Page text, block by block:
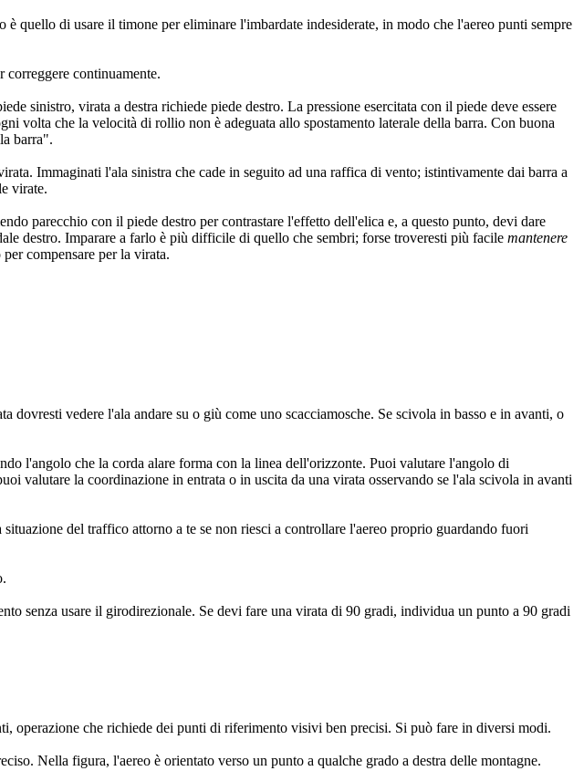
quello di usare il timone per eliminare l'imbardate indesiderate, in modo che l'aereo punti sempre
continuamente.
sinistro, virata a destra richiede piede destro. La pressione esercitata con il piede deve essere
volta che la velocità di rollio non è adeguata allo spostamento laterale della barra. Con buona
barra".
Immaginati l'ala sinistra che cade in seguito ad una raffica di vento; istintivamente dai barra a
virate.
parecchio con il piede destro per contrastare l'effetto dell'elica e, a questo punto, devi dare
destro. Imparare a farlo è più difficile di quello che sembri; forse troveresti più facile mantenere
compensare per la virata.
vedere l'ala andare su o giù come uno scacciamosche. Se scivola in basso e in avanti, o
l'angolo che la corda alare forma con la linea dell'orizzonte. Puoi valutare l'angolo di
valutare la coordinazione in entrata o in uscita da una virata osservando se l'ala scivola in avanti
del traffico attorno a te se non riesci a controllare l'aereo proprio guardando fuori
senza usare il girodirezionale. Se devi fare una virata di 90 gradi, individua un punto a 90 gradi
operazione che richiede dei punti di riferimento visivi ben precisi. Si può fare in diversi modi.
Nella figura, l'aereo è orientato verso un punto a qualche grado a destra delle montagne.